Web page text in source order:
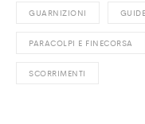
GUARNIZIONI
PARACOLPI E FINECORSA
SCORRIMENTI